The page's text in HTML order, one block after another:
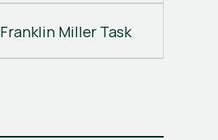
Franklin Miller Task